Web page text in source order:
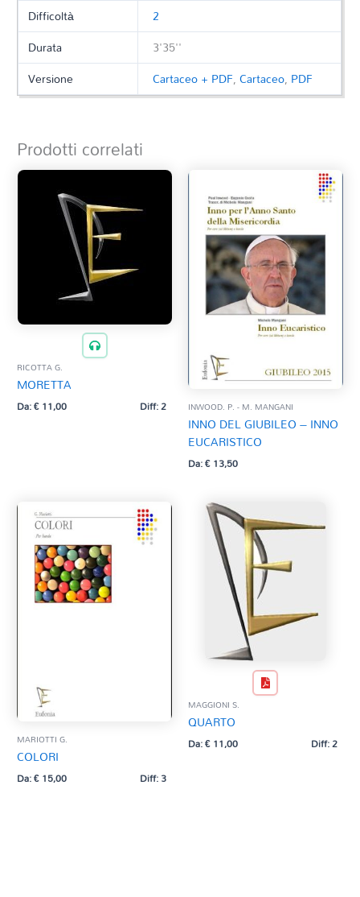
Difficoltà
2
Durata
3'35''
Versione
Cartaceo + PDF,Cartaceo, PDF
Prodotti correlati
RICOTTA G.
MORETTA
Da:€11,00 Diff: 2 INWOOD. P. - M. MANGANI
INNO DEL GIUBILEO – INNO
EUCARISTICO
Da:€13,50
MARIOTTI G.
COLORI
Da:€15,00 Diff: 3
MAGGIONI S.
QUARTO
Da:€11,00 Diff: 2